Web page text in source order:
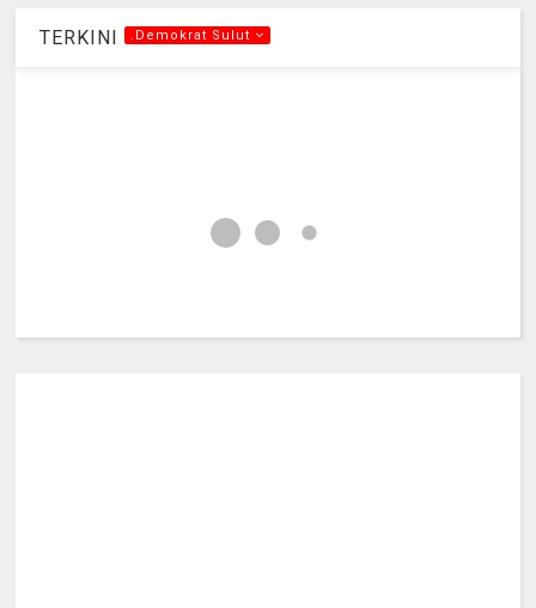
TERKINI .Demokrat Sulut